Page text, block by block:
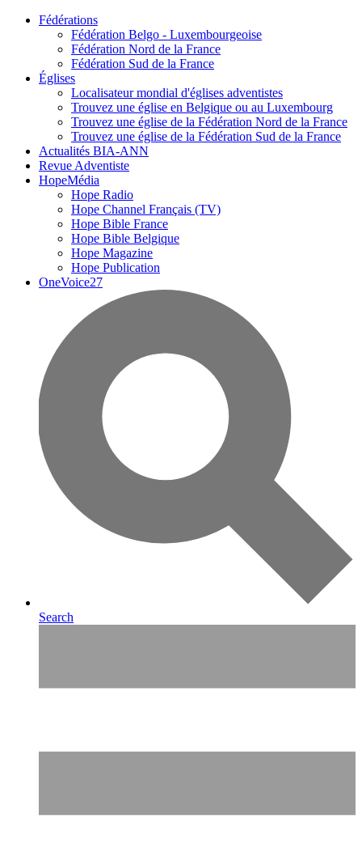
Fédérations
Fédération Belgo - Luxembourgeoise
Fédération Nord de la France
Fédération Sud de la France
Églises
Localisateur mondial d'églises adventistes
Trouvez une église en Belgique ou au Luxembourg
Trouvez une église de la Fédération Nord de la France
Trouvez une église de la Fédération Sud de la France
Actualités BIA-ANN
Revue Adventiste
HopeMédia
Hope Radio
Hope Channel Français (TV)
Hope Bible France
Hope Bible Belgique
Hope Magazine
Hope Publication
OneVoice27
Search